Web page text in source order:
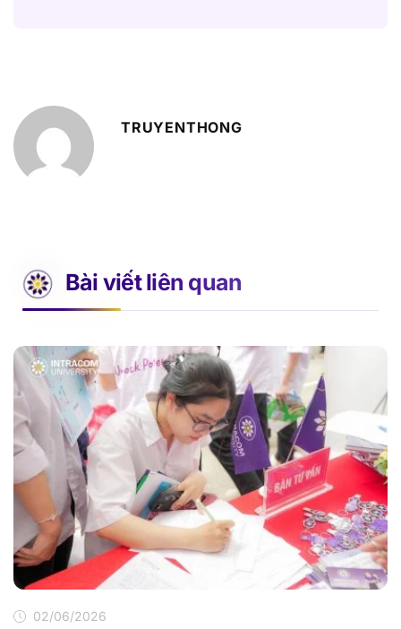
TRUYENTHONG
Bài viết liên quan
02/06/2026